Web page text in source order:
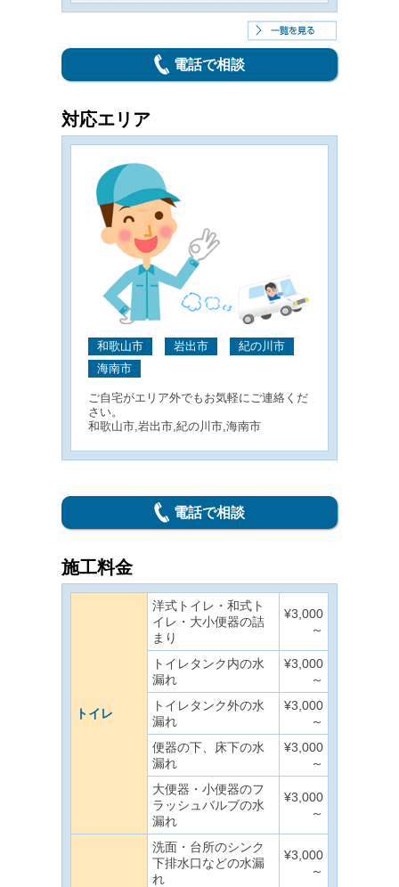
電話で相談
対応エリア
和歌山市 岩出市
紀の川市
海南市
ご自宅がエリア外でもお気軽にご連絡くだ
さい。
和歌山市,岩出市,紀の川市,海南市
電話で相談
施工料金
トイレ
洋式トイレ・和式ト
イレ・大小便器の詰
まり
¥3,000
～
トイレタンク内の水
漏れ
¥3,000
～
トイレタンク外の水
漏れ
¥3,000
～
便器の下、床下の水
漏れ
¥3,000
～
大便器・小便器のフ
ラッシュバルブの水
漏れ
¥3,000
～
洗面・台所のシンク
下排水口などの水漏
れ
¥3,000
～